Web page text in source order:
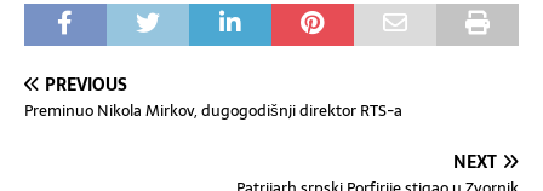
PREVIOUS
Preminuo Nikola Mirkov, dugogodišnji direktor RTS-a
NEXT